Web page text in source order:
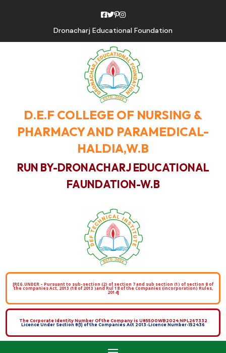
Dronacharj Educational Foundation
D.E.F COLLEGE OF NURSING &
PHARMACY AND PARAMEDICAL-
HALDIA,W.B
RUN BY-DRONACHARJ EDUCATIONAL
FAUNDATION-W.B
[REG.UNDER – Pursuant to sub-section (2) of section 7 and sub section (1) of section 8 of
the companies Act, 2013 (18 of 2013 )and Rul 18 of the Companies (incorporation) Rules,
2014]
The Corporate Identity Number Of the Company is U85500WB2024 NPL267332
Licence Under Section 8(1) of the Companies Act 2013-Licence Number-152436